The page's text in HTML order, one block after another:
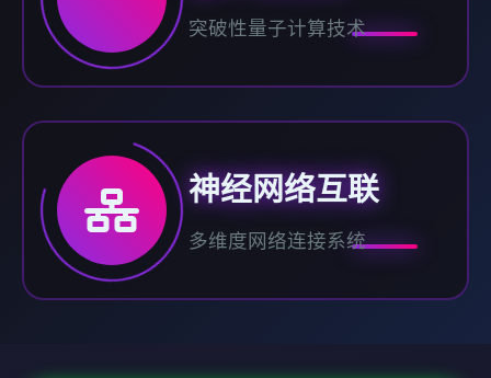
突破性量子计算技术
神经网络互联
多维度网络连接系统